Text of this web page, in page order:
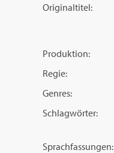
Originaltitel:
Produktion:
Regie:
Genres:
Schlagwörter:
Sprachfassungen: